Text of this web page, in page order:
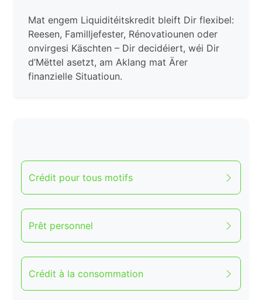
Mat engem Liquiditéitskredit bleift Dir flexibel:
Reesen, Familljefester, Rénovatiounen oder
onvirgesi Käschten – Dir decidéiert, wéi Dir
d’Mëttel asetzt, am Aklang mat Ärer
finanzielle Situatioun.
Crédit pour tous motifs
Prêt personnel
Crédit à la consommation